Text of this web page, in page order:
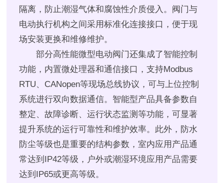
隔离，防止潮湿气体和腐蚀性介质侵入。阀门与
电动执行机构之间采用标准化连接接口，便于现
场安装更换和维修维护。
部分高性能微型电动阀门还集成了智能控制
功能，内置微处理器和通信接口，支持Modbus
RTU、CANopen等现场总线协议，可与上位控制
系统进行双向数据通信。智能型产品具备参数自
整定、故障诊断、运行状态监测等功能，可显著
提升系统的运行可靠性和维护效率。此外，防水
防尘等级也是重要的结构参数，室内应用产品通
常达到IP42等级，户外或潮湿环境应用产品需要
达到IP65或更高等级。